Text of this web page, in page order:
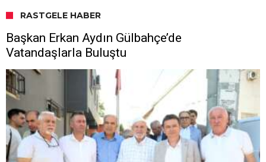
RASTGELE HABER
Başkan Erkan Aydın Gülbahçe’de
Vatandaşlarla Buluştu